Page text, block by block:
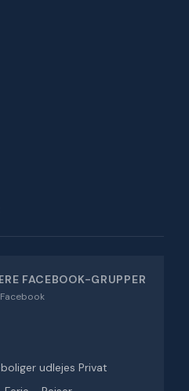
FACEBOOK-GRUPPER
udlejes Privat